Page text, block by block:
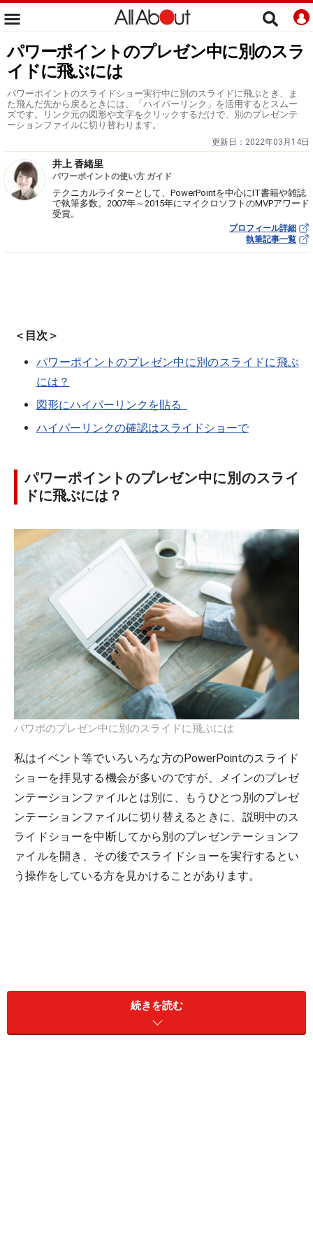
パワーポイントのプレゼン中に別のスラ
イドに飛ぶには
パワーポイントのスライドショー実行中に別のスライドに飛ぶとき、ま
た飛んだ先から戻るときには、「ハイパーリンク」を活用するとスムー
ズです。リンク元の図形や文字をクリックするだけで、別のプレゼンテ
ーションファイルに切り替わります。
更新日： 2022年03月14日
井上 香緒里
パワーポイントの使い方 ガイド
テクニカルライターとして、PowerPointを中心にIT書籍や雑誌
で執筆多数。2007年～2015年にマイクロソフトのMVPアワード
受賞。
プロフィール詳細
執筆記事一覧
＜目次＞
パワーポイントのプレゼン中に別のスライドに飛ぶ
には？
図形にハイパーリンクを貼る
ハイパーリンクの確認はスライドショーで
パワーポイントのプレゼン中に別のスライ
ドに飛ぶには？
パワポのプレゼン中に別のスライドに飛ぶには
私はイベント等でいろいろな方のPowerPointのスライド
ショーを拝見する機会が多いのですが、メインのプレゼ
ンテーションファイルとは別に、もうひとつ別のプレゼ
ンテーションファイルに切り替えるときに、説明中のス
ライドショーを中断してから別のプレゼンテーションフ
ァイルを開き、その後でスライドショーを実行するとい
う操作をしている方を見かけることがあります。
続きを読む